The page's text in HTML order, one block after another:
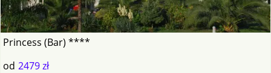
Princess (Bar) ****
od 2479 zł